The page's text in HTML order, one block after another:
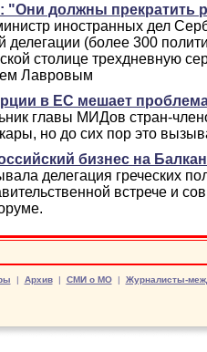
"Они должны прекратить
иностранных дел
делегации (более 300
столице трехдневную
Лавровым
в ЕС мешает
главы МИДов стран-
но до сих пор это
бизнес на
делегация греческих
встрече и
| Архив| СМИ о МО| Журналисты-